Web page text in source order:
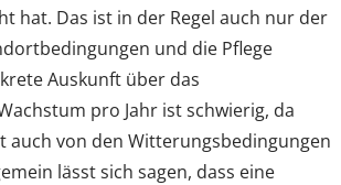
hat. Das ist in der Regel auch nur der
und die Pflege
Auskunft über das
pro Jahr ist schwierig, da
auch von den Witterungsbedingungen
lässt sich sagen, dass eine